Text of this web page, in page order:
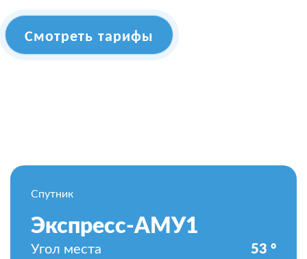
Смотреть тарифы
Спутник
Экспресс-АМУ1
Угол места 53 °